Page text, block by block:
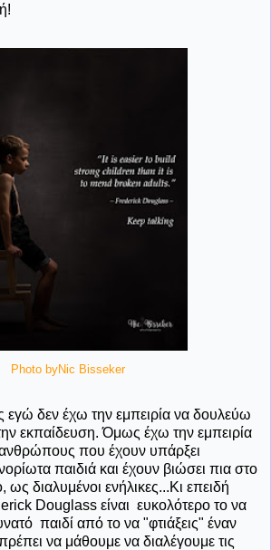
Photo byNic Bisseker
δεν έχω την εμπειρία να δουλεύω
εκπαίδευση. Όμως έχω την εμπειρία
που έχουν υπάρξει
παιδιά και έχουν βιώσει πια στο
ως διαλυμένοι ενήλικες...Κι επειδή
Douglass είναι ευκολότερο το να
παιδί από το να "φτιάξεις" έναν
να μάθουμε να διαλέγουμε τις